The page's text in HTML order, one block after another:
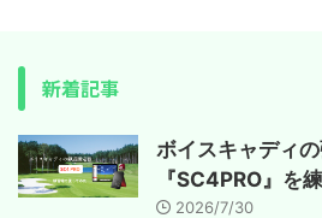
新着記事
ボイスキャディ
『SC4PRO』を
2026/7/30